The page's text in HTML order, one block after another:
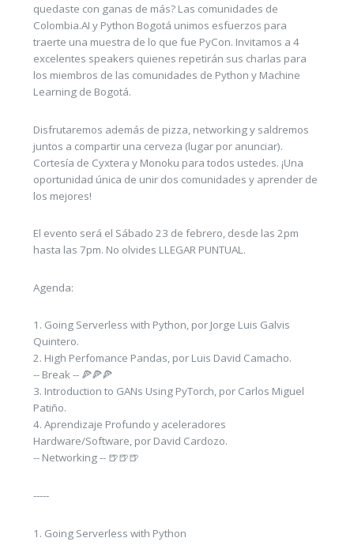
quedaste con ganas de más? Las comunidades de
Colombia.AI y Python Bogotá unimos esfuerzos para
traerte una muestra de lo que fue PyCon. Invitamos a 4
excelentes speakers quienes repetirán sus charlas para
los miembros de las comunidades de Python y Machine
Learning de Bogotá.
Disfrutaremos además de pizza, networking y saldremos
juntos a compartir una cerveza (lugar por anunciar).
Cortesía de Cyxtera y Monoku para todos ustedes. ¡Una
oportunidad única de unir dos comunidades y aprender de
los mejores!
El evento será el Sábado 23 de febrero, desde las 2pm
hasta las 7pm. No olvides LLEGAR PUNTUAL.
Agenda:
1. Going Serverless with Python, por Jorge Luis Galvis
Quintero.
2. High Perfomance Pandas, por Luis David Camacho.
-- Break -- 🍕🍕🍕
3. Introduction to GANs Using PyTorch, por Carlos Miguel
Patiño.
4. Aprendizaje Profundo y aceleradores
Hardware/Software, por David Cardozo.
-- Networking -- 🍺🍺🍺
-----
1. Going Serverless with Python